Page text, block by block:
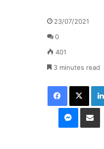
23/07/2021
0
401
3 minutes read
Facebook
X